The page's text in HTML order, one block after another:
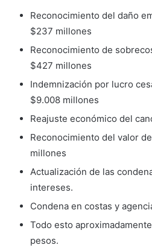
Reconocimiento del daño
$237 millones
Reconocimiento de
$427 millones
Indemnización por lucro
$9.008 millones
Reajuste económico del
Reconocimiento del valor
millones
Actualización de las
intereses.
Condena en costas y
Todo esto
pesos.